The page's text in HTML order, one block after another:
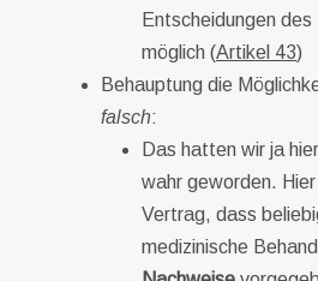
Entscheidungen
möglich (Artikel 43)
Behauptung die
falsch:
Das hatten wir ja
wahr geworden.
Vertrag, dass
medizinische